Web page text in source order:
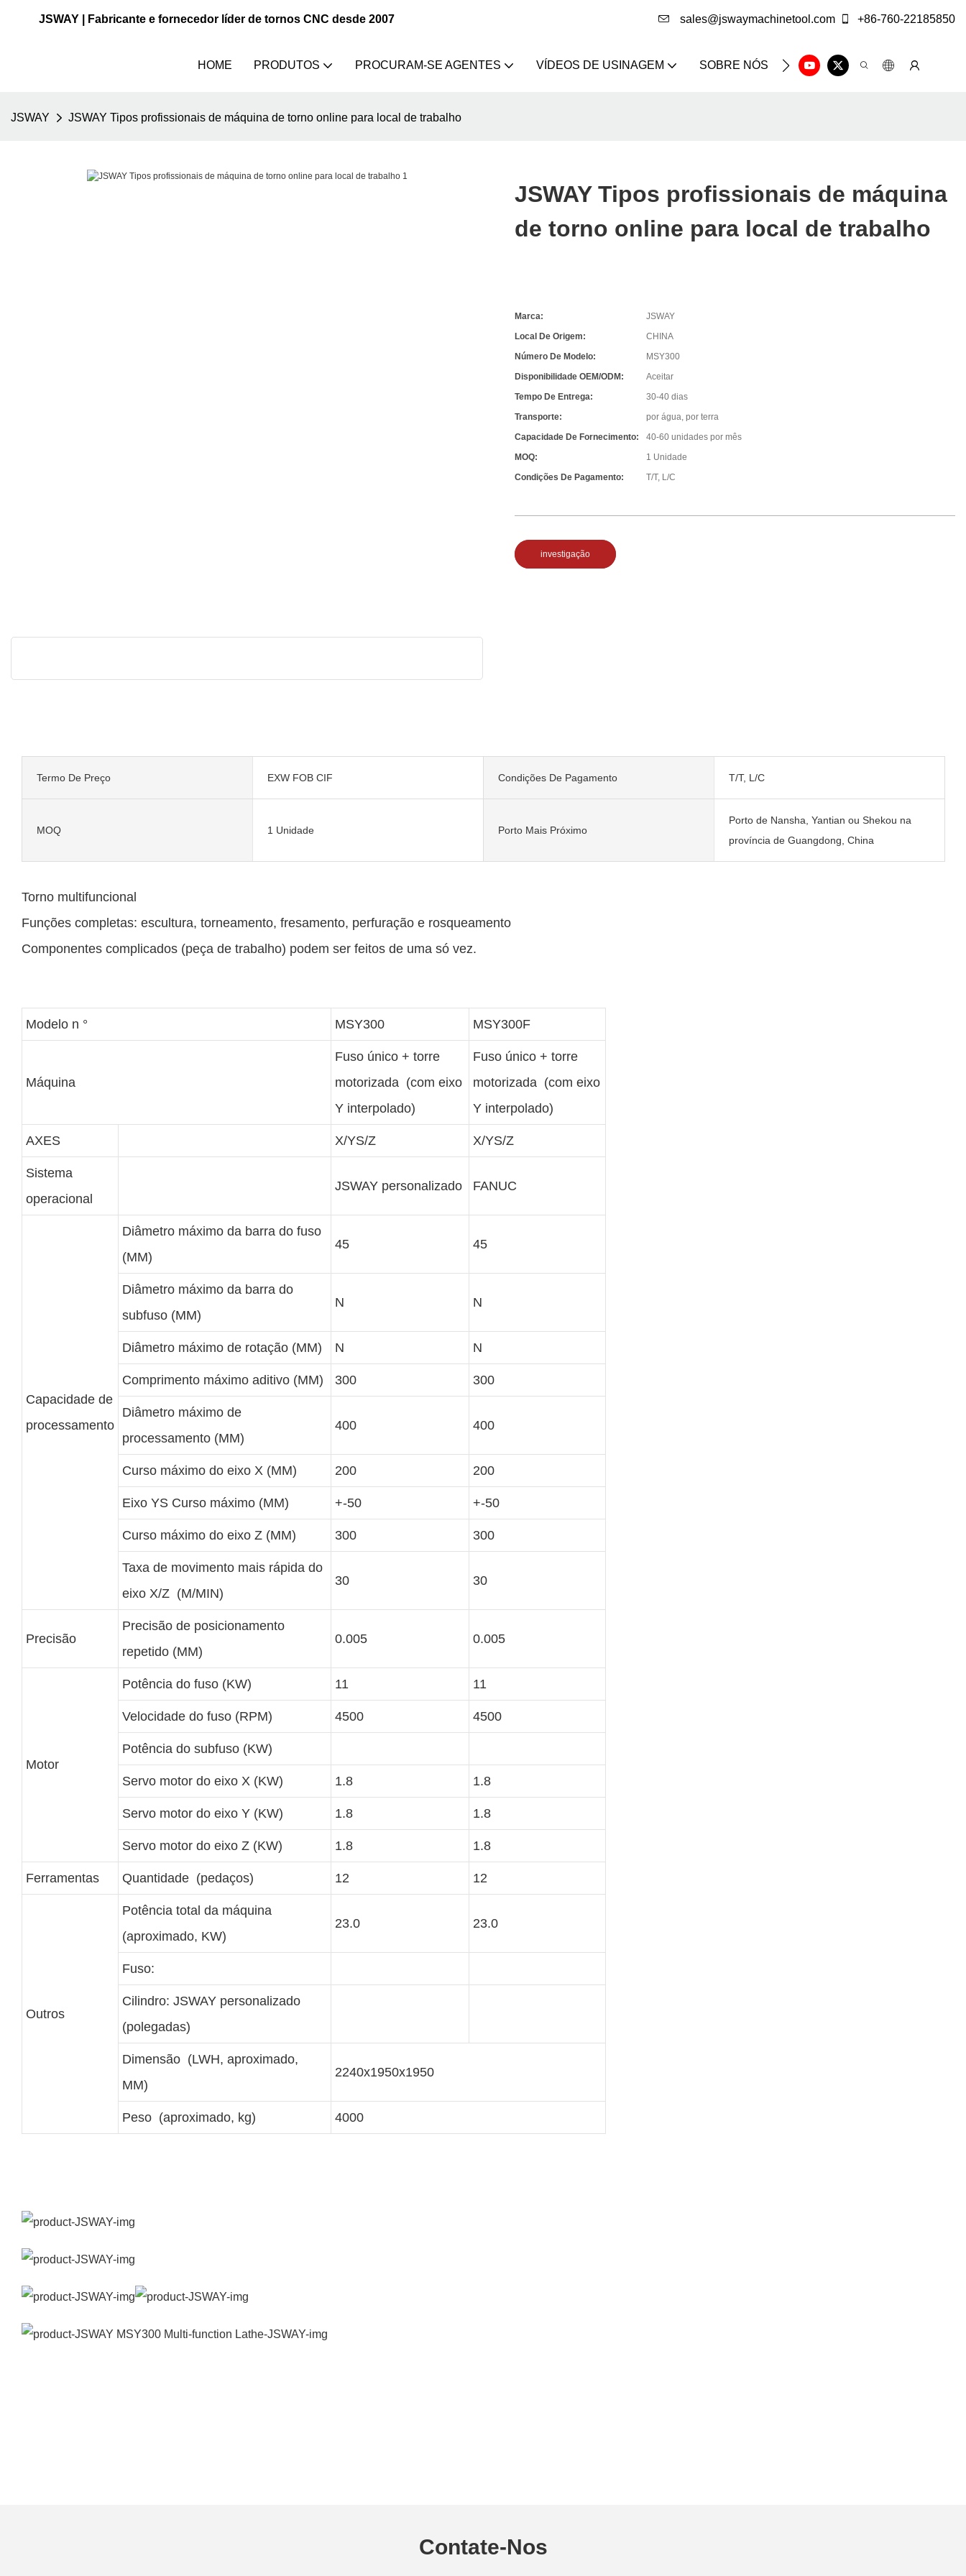
JSWAY | Fabricante e fornecedor líder de tornos CNC desde 2007 sales@jswaymachinetool.com +86-760-22185850
HOME PRODUTOS PROCURAM-SE AGENTES VÍDEOS DE USINAGEM SOBRE NÓS SOLUÇÃO CENTRO DE
JSWAY JSWAY Tipos profissionais de máquina de torno online para local de trabalho
JSWAY Tipos profissionais de máquina
de torno online para local de trabalho
Marca:
JSWAY
Local De Origem:
CHINA
Número De Modelo:
MSY300
Disponibilidade OEM/ODM:
Aceitar
Tempo De Entrega:
30-40 dias
Transporte:
por água, por terra
Capacidade De Fornecimento:
40-60 unidades por mês
MOQ:
1 Unidade
Condições De Pagamento:
T/T, L/C
investigação
Termo De Preço EXW FOB CIF Condições De Pagamento T/T, L/C
MOQ 1 Unidade Porto Mais Próximo
Porto de Nansha, Yantian ou Shekou na
província de Guangdong, China
Torno multifuncional
Funções completas: escultura, torneamento, fresamento, perfuração e rosqueamento
Componentes complicados (peça de trabalho) podem ser feitos de uma só vez.
Modelo n ° MSY300 MSY300F
Máquina
Fuso único + torre
motorizada (com eixo
Y interpolado)
Fuso único + torre
motorizada (com eixo
Y interpolado)
AXES X/YS/Z X/YS/Z
Sistema
operacional
JSWAY personalizado FANUC
Capacidade de
processamento
Diâmetro máximo da barra do fuso
(MM)
45 45
Diâmetro máximo da barra do
subfuso (MM)
N N
Diâmetro máximo de rotação (MM) N N
Comprimento máximo aditivo (MM) 300 300
Diâmetro máximo de
processamento (MM)
400 400
Curso máximo do eixo X (MM) 200 200
Eixo YS Curso máximo (MM) +-50 +-50
Curso máximo do eixo Z (MM) 300 300
Taxa de movimento mais rápida do
eixo X/Z (M/MIN)
30 30
Precisão
Precisão de posicionamento
repetido (MM)
0.005 0.005
Motor
Potência do fuso (KW) 11 11
Velocidade do fuso (RPM) 4500 4500
Potência do subfuso (KW)
Servo motor do eixo X (KW) 1.8 1.8
Servo motor do eixo Y (KW) 1.8 1.8
Servo motor do eixo Z (KW) 1.8 1.8
Ferramentas Quantidade (pedaços) 12 12
Outros
Potência total da máquina
(aproximado, KW)
23.0 23.0
Fuso:
Cilindro: JSWAY personalizado
(polegadas)
Dimensão (LWH, aproximado,
MM)
2240x1950x1950
Peso (aproximado, kg) 4000
Contate-Nos